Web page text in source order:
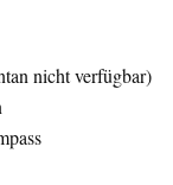
nicht verfügbar)